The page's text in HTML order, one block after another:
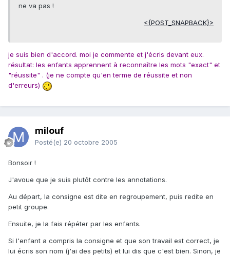
ne va pas !
<{POST_SNAPBACK}>
je suis bien d'accord. moi je commente et j'écris devant eux.
résultat: les enfants apprennent à reconnaître les mots "exact" et
"réussite" . (je ne compte qu'en terme de réussite et non
d'erreurs)
milouf
Posté(e) 20 octobre 2005
Bonsoir !
J'avoue que je suis plutôt contre les annotations.
Au départ, la consigne est dite en regroupement, puis redite en
petit groupe.
Ensuite, je la fais répéter par les enfants.
Si l'enfant a compris la consigne et que son travail est correct, je
lui écris son nom (j'ai des petits) et lui dis que c'est bien. Sinon, je